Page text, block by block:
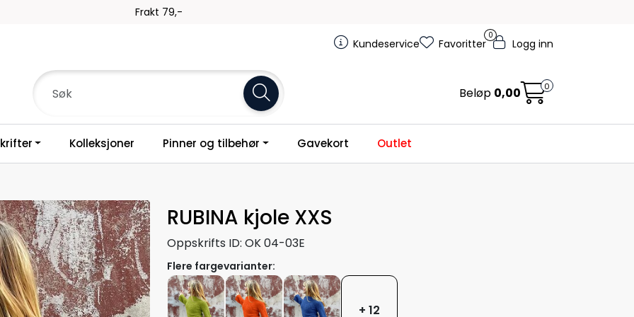
Frakt 79,-
Kundeservice
0
Favoritter Logg inn
Beløp 0,00 0
Kolleksjoner Pinner og tilbehør Gavekort Outlet
RUBINA kjole XXS
Oppskrifts ID: OK 04-03E
Flere fargevarianter:
+ 12